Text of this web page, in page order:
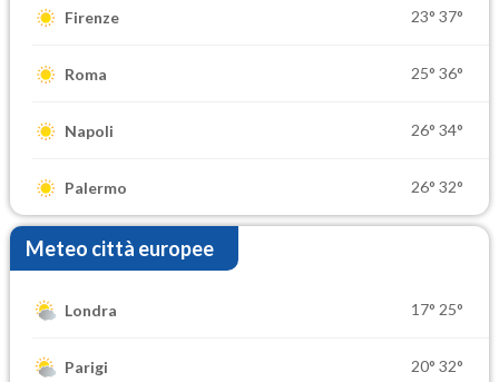
Firenze 23° 37°
Roma 25° 36°
Napoli 26° 34°
Palermo 26° 32°
Meteo città europee
Londra 17° 25°
Parigi 20° 32°